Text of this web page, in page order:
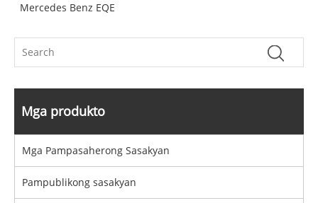
Mercedes Benz EQE
Mga produkto
Mga Pampasaherong Sasakyan
Pampublikong sasakyan